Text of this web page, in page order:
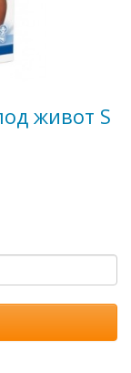
живот S